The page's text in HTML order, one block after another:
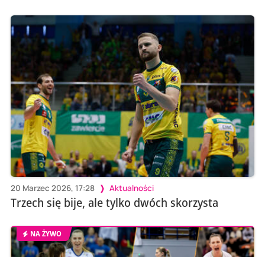
20 Marzec 2026, 17:28 Aktualności
Trzech się bije, ale tylko dwóch skorzysta
NA ŻYWO